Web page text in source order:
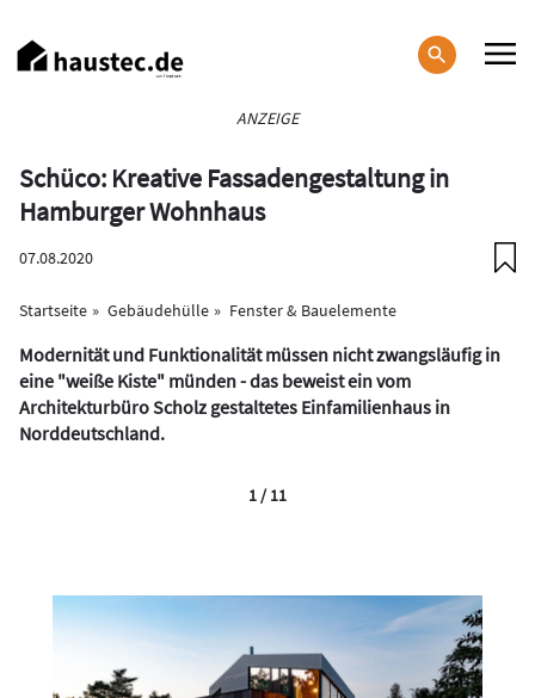
zum
Inhalt
ANZEIGE
Schüco: Kreative Fassadengestaltung in
Hamburger Wohnhaus
07.08.2020
Startseite Gebäudehülle Fenster & Bauelemente
Modernität und Funktionalität müssen nicht zwangsläufig in
eine "weiße Kiste" münden - das beweist ein vom
Architekturbüro Scholz gestaltetes Einfamilienhaus in
Norddeutschland.
1 / 11